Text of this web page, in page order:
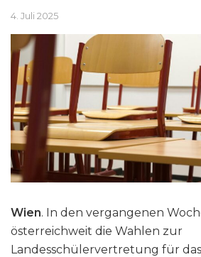
4. Juli 2025
Wien. In den vergangenen
österreichweit die Wahlen zur
Landesschülervertretung für